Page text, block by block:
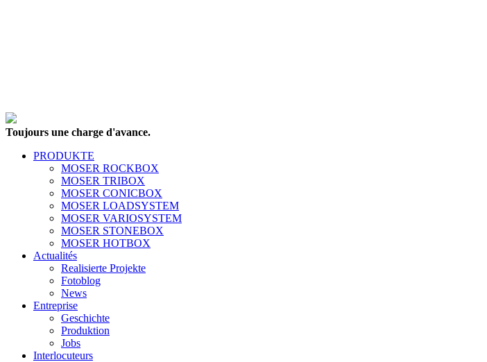
Toujours une charge d'avance.
PRODUKTE
MOSER ROCKBOX
MOSER TRIBOX
MOSER CONICBOX
MOSER LOADSYSTEM
MOSER VARIOSYSTEM
MOSER STONEBOX
MOSER HOTBOX
Actualités
Realisierte Projekte
Fotoblog
News
Entreprise
Geschichte
Produktion
Jobs
Interlocuteurs